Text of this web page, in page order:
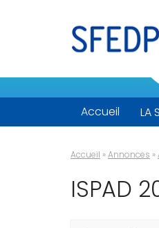
Accueil LA
Accueil »Annonces »
ISPAD